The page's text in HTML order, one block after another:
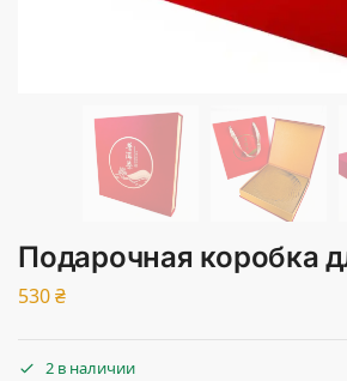
Подарочная коробка
530₴
2 в наличии